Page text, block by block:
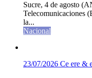
Sucre, 4 de agosto
Telecomunicaciones
la...
Nacional
23/07/2026 Ce ere &